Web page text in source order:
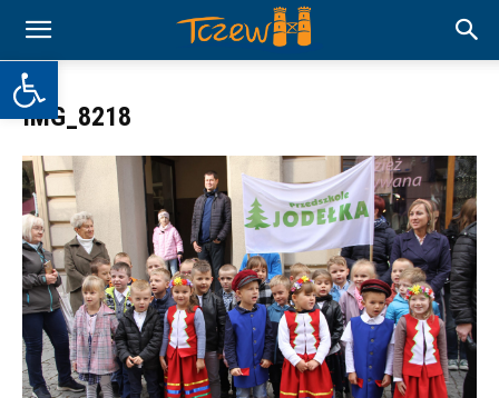
Otwórz pasek narzędzi
IMG_8218